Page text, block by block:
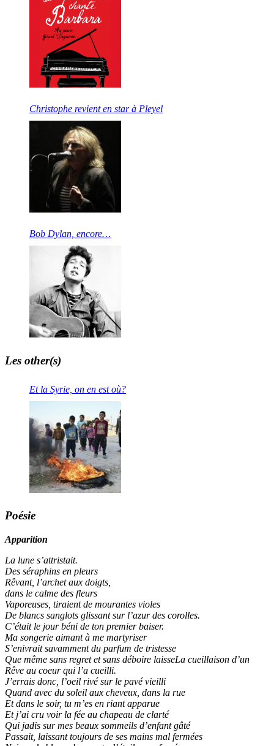
Christophe revient en star à Pleyel
Bob Dylan, encore…
Les other(s)
Et la Syrie, on en est où?
Poésie
Apparition
La lune s’attristait.
Des séraphins en pleurs
Rêvant, l’archet aux doigts,
dans le calme des fleurs
Vaporeuses, tiraient de mourantes violes
De blancs sanglots glissant sur l’azur des corolles.
C’était le jour béni de ton premier baiser.
Ma songerie aimant à me martyriser
S’enivrait savamment du parfum de tristesse
Que même sans regret et sans déboire laisseLa cueillaison d’un
Rêve au coeur qui l’a cueilli.
J’errais donc, l’oeil rivé sur le pavé vieilli
Quand avec du soleil aux cheveux, dans la rue
Et dans le soir, tu m’es en riant apparue
Et j’ai cru voir la fée au chapeau de clarté
Qui jadis sur mes beaux sommeils d’enfant gâté
Passait, laissant toujours de ses mains mal fermées